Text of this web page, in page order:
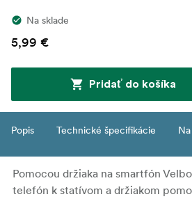
Na sklade
5,99 €
Pridať do košíka
Popis Technické špecifikácie
Pomocou držiaka na smartfón
telefón k statívom a držiakom